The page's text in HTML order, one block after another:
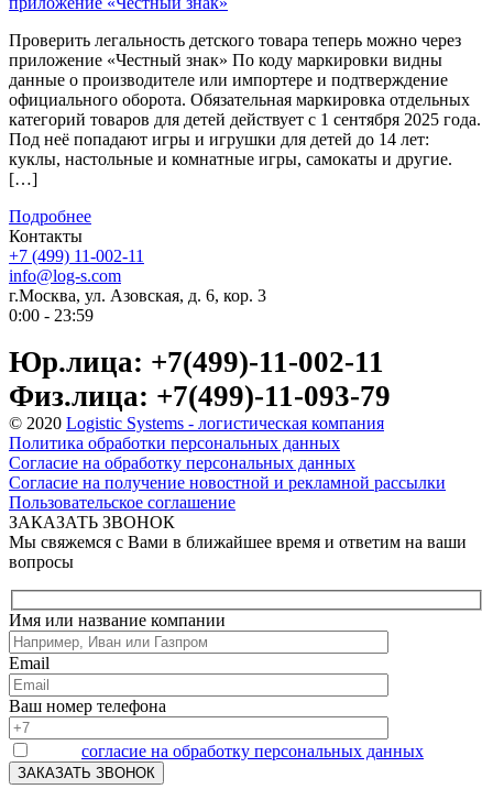
Проверить легальность детского товара теперь можно через
приложение «Честный знак» По коду маркировки видны
данные о производителе или импортере и подтверждение
официального оборота. Обязательная маркировка отдельных
категорий товаров для детей действует с 1 сентября 2025 года.
Под неё попадают игры и игрушки для детей до 14 лет:
куклы, настольные и комнатные игры, самокаты и другие.
[…]
Подробнее
Контакты
+7 (499) 11-002-11
info@log-s.com
г.Москва, ул. Азовская, д. 6, кор. 3
0:00 - 23:59
Юр.лица: +7(499)-11-002-11
Физ.лица: +7(499)-11-093-79
© 2020 Logistic Systems - логистическая компания
Политика обработки персональных данных
Согласие на обработку персональных данных
Согласие на получение новостной и рекламной рассылки
Пользовательское соглашение
ЗАКАЗАТЬ ЗВОНОК
Мы свяжемся с Вами в ближайшее время и ответим на ваши
вопросы
Имя или название компании
Email
Ваш номер телефона
согласие на обработку персональных данных